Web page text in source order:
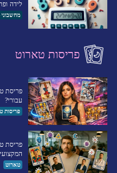
לידה
פריסות טארוט
פריסת
עבורי?
פריסות
פריסת
טארוט